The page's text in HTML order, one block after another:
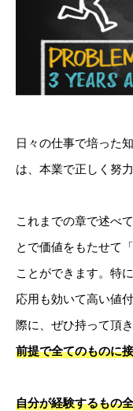
日々の仕事で培った
は、本業で正しく努
これまでの章で述べ
とで価値をもたせて
ことができます。特
応用も効いて高い値
際に、ぜひ持って頂
前提で全てのものに
自分が経験するもの